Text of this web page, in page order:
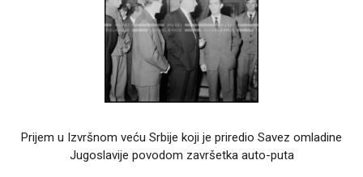
Prijem u Izvršnom veću Srbije koji je priredio Savez omladine
Jugoslavije povodom završetka auto-puta